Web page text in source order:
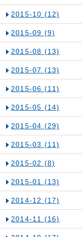
2015-10 (12)
2015-09 (9)
2015-08 (13)
2015-07 (13)
2015-06 (11)
2015-05 (14)
2015-04 (29)
2015-03 (11)
2015-02 (8)
2015-01 (13)
2014-12 (17)
2014-11 (16)